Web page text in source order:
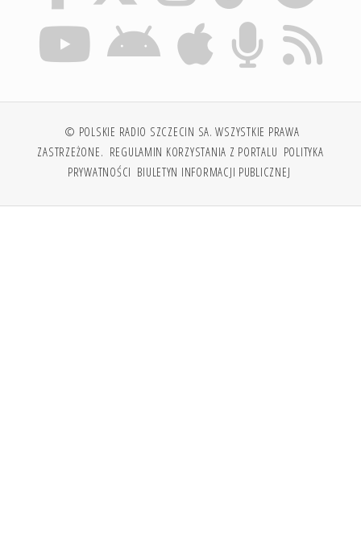
© POLSKIE RADIO SZCZECIN SA. WSZYSTKIE PRAWA
ZASTRZEŻONE. REGULAMIN KORZYSTANIA Z PORTALU POLITYKA
PRYWATNOŚCI BIULETYN INFORMACJI PUBLICZNEJ